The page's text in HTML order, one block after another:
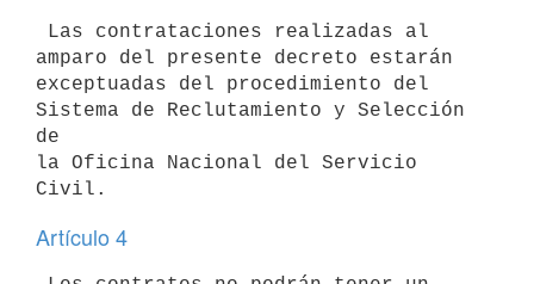
amparo del presente decreto estarán
exceptuadas del procedimiento del
Sistema de Reclutamiento y Selección
de
la Oficina Nacional del Servicio
Artículo 4